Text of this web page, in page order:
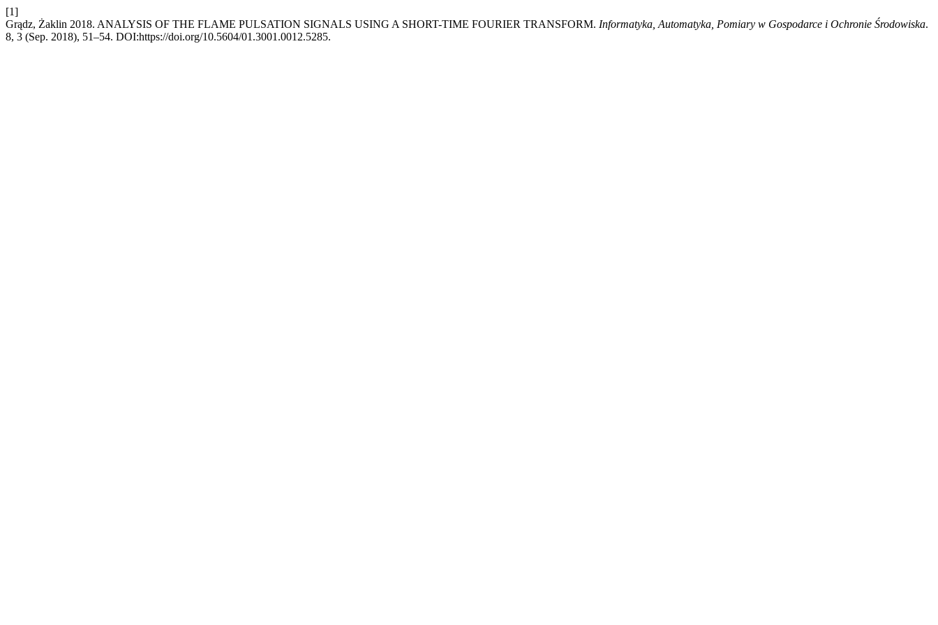
[1]
Grądz, Żaklin 2018. ANALYSIS OF THE FLAME PULSATION SIGNALS USING A SHORT-TIME FOURIER TRANSFORM. Informatyka, Automatyka, Pomiary w Gospodarce i Ochronie Środowiska.
8, 3 (Sep. 2018), 51–54. DOI:https://doi.org/10.5604/01.3001.0012.5285.